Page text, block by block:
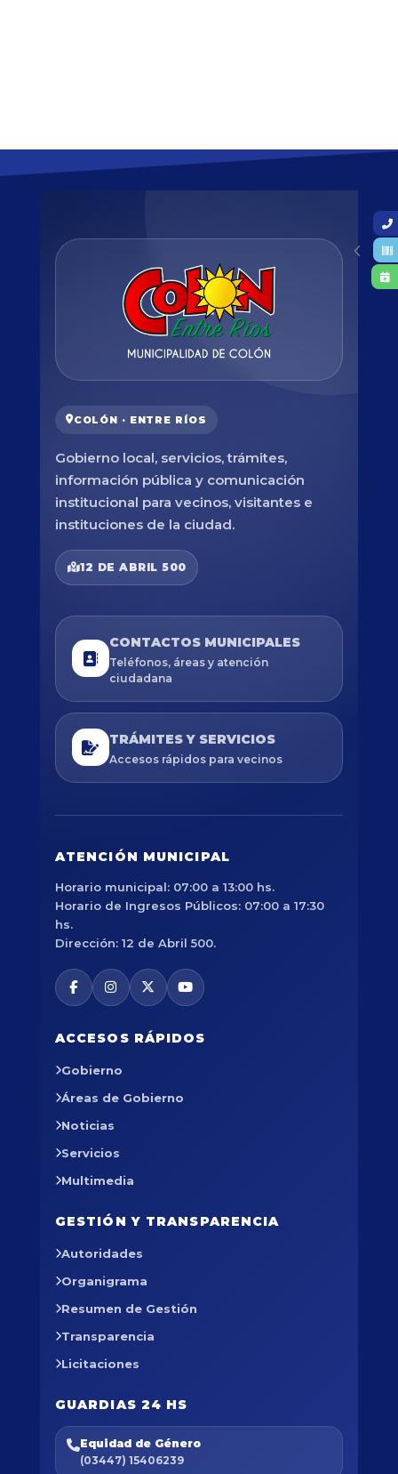
COLÓN · ENTRE RÍOS
Gobierno local, servicios, trámites,
información pública y comunicación
institucional para vecinos, visitantes e
instituciones de la ciudad.
12 DE ABRIL 500
CONTACTOS MUNICIPALES
Teléfonos, áreas y atención
ciudadana
TRÁMITES Y SERVICIOS
Accesos rápidos para vecinos
ATENCIÓN MUNICIPAL
Horario municipal: 07:00 a 13:00 hs.
Horario de Ingresos Públicos: 07:00 a 17:30
hs.
Dirección: 12 de Abril 500.
ACCESOS RÁPIDOS
Gobierno
Áreas de Gobierno
Noticias
Servicios
Multimedia
GESTIÓN Y TRANSPARENCIA
Autoridades
Organigrama
Resumen de Gestión
Transparencia
Licitaciones
GUARDIAS 24 HS
Equidad de Género
(03447) 15406239